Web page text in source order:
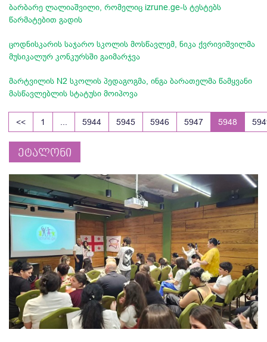
ბარბარე ლალიაშვილი, რომელიც izrune.ge-ს ტესტებს
წარმატებით გადის
ცოდნისკარის საჯარო სკოლის მოსწავლემ, ნიკა ქვრივიშვილმა
მუსიკალურ კონკურსში გაიმარჯვა
მარტვილის N2 სკოლის პედაგოგმა, ინგა ბარათელმა წამყვანი
მასწავლებლის სტატუსი მოიპოვა
<< 1 5944 5945 5946 5947 5948
ეტალონი